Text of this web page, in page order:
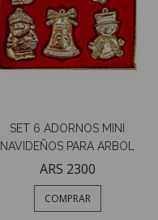
SET 6 ADORNOS MINI
NAVIDEÑOS PARA ARBOL
ARS 2300
COMPRAR